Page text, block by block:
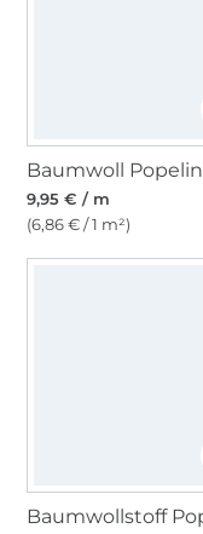
9,95 € / m
(6,86 € / 1 m²)